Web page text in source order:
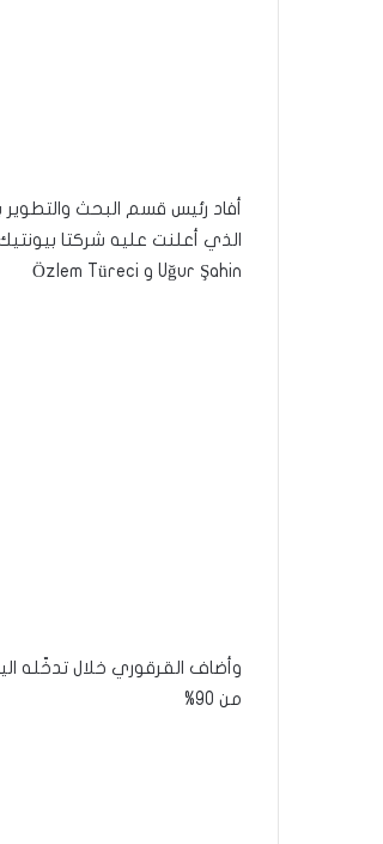
أفاد رئيس قسم البحث والتطوير
الذي أعلنت عليه شركتا
Uğur Şahin و Özlem Türeci
وأضاف القرقوري خلال تدخّله
من 90%